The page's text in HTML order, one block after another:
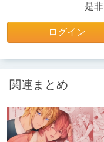
是
ログイン
関連まとめ